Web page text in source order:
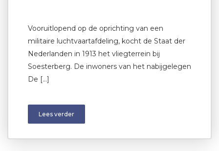
Vooruitlopend op de oprichting van een
militaire luchtvaartafdeling, kocht de Staat der
Nederlanden in 1913 het vliegterrein bij
Soesterberg. De inwoners van het nabijgelegen
De […]
Lees verder